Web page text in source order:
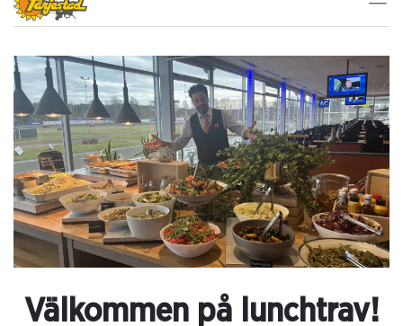
Välkommen på lunchtrav!